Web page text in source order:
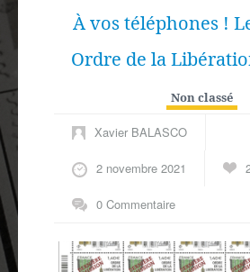
À vos téléphones !
Ordre de la
Non classé
Xavier BALASCO
2 novembre 2021
0 Commentaire